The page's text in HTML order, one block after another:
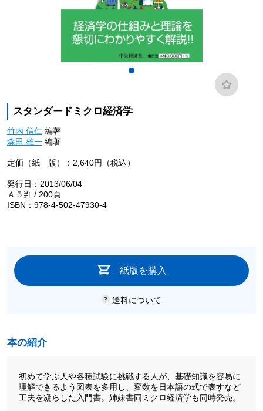
スタンダードミクロ経済学
竹内 信仁 編著
森田 雄一編著
定価（紙 版）：2,640円（税込）
発行日：2013/06/04
Ａ５判 / 200頁
ISBN：978-4-502-47930-4
紙版を購入
送料について
本の紹介
初めて学ぶ人や各種試験に挑戦する人が、基礎知識を容易に
理解できるよう図表を多用し、変数を日本語の式で表すなど
工夫を凝らした入門書。姉妹書同ミクロ経済学も同時発売。